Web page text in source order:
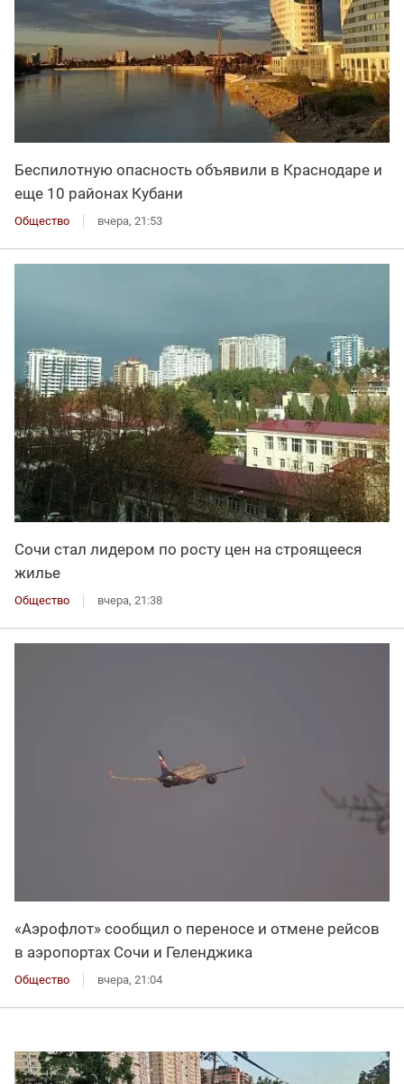
Беспилотную опасность объявили в Краснодаре и
еще 10 районах Кубани
Общество вчера, 21:53
Сочи стал лидером по росту цен на строящееся
жилье
Общество вчера, 21:38
«Аэрофлот» сообщил о переносе и отмене рейсов
в аэропортах Сочи и Геленджика
Общество вчера, 21:04